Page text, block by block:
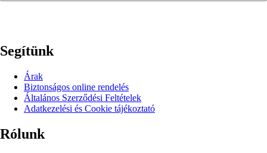
Segítünk
Árak
Biztonságos online rendelés
Általános Szerződési Feltételek
Adatkezelési és Cookie tájékoztató
Rólunk